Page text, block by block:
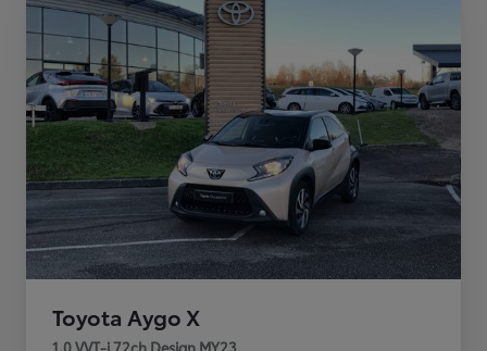
Toyota Aygo X
1.0 VVT-i 72ch Design MY23